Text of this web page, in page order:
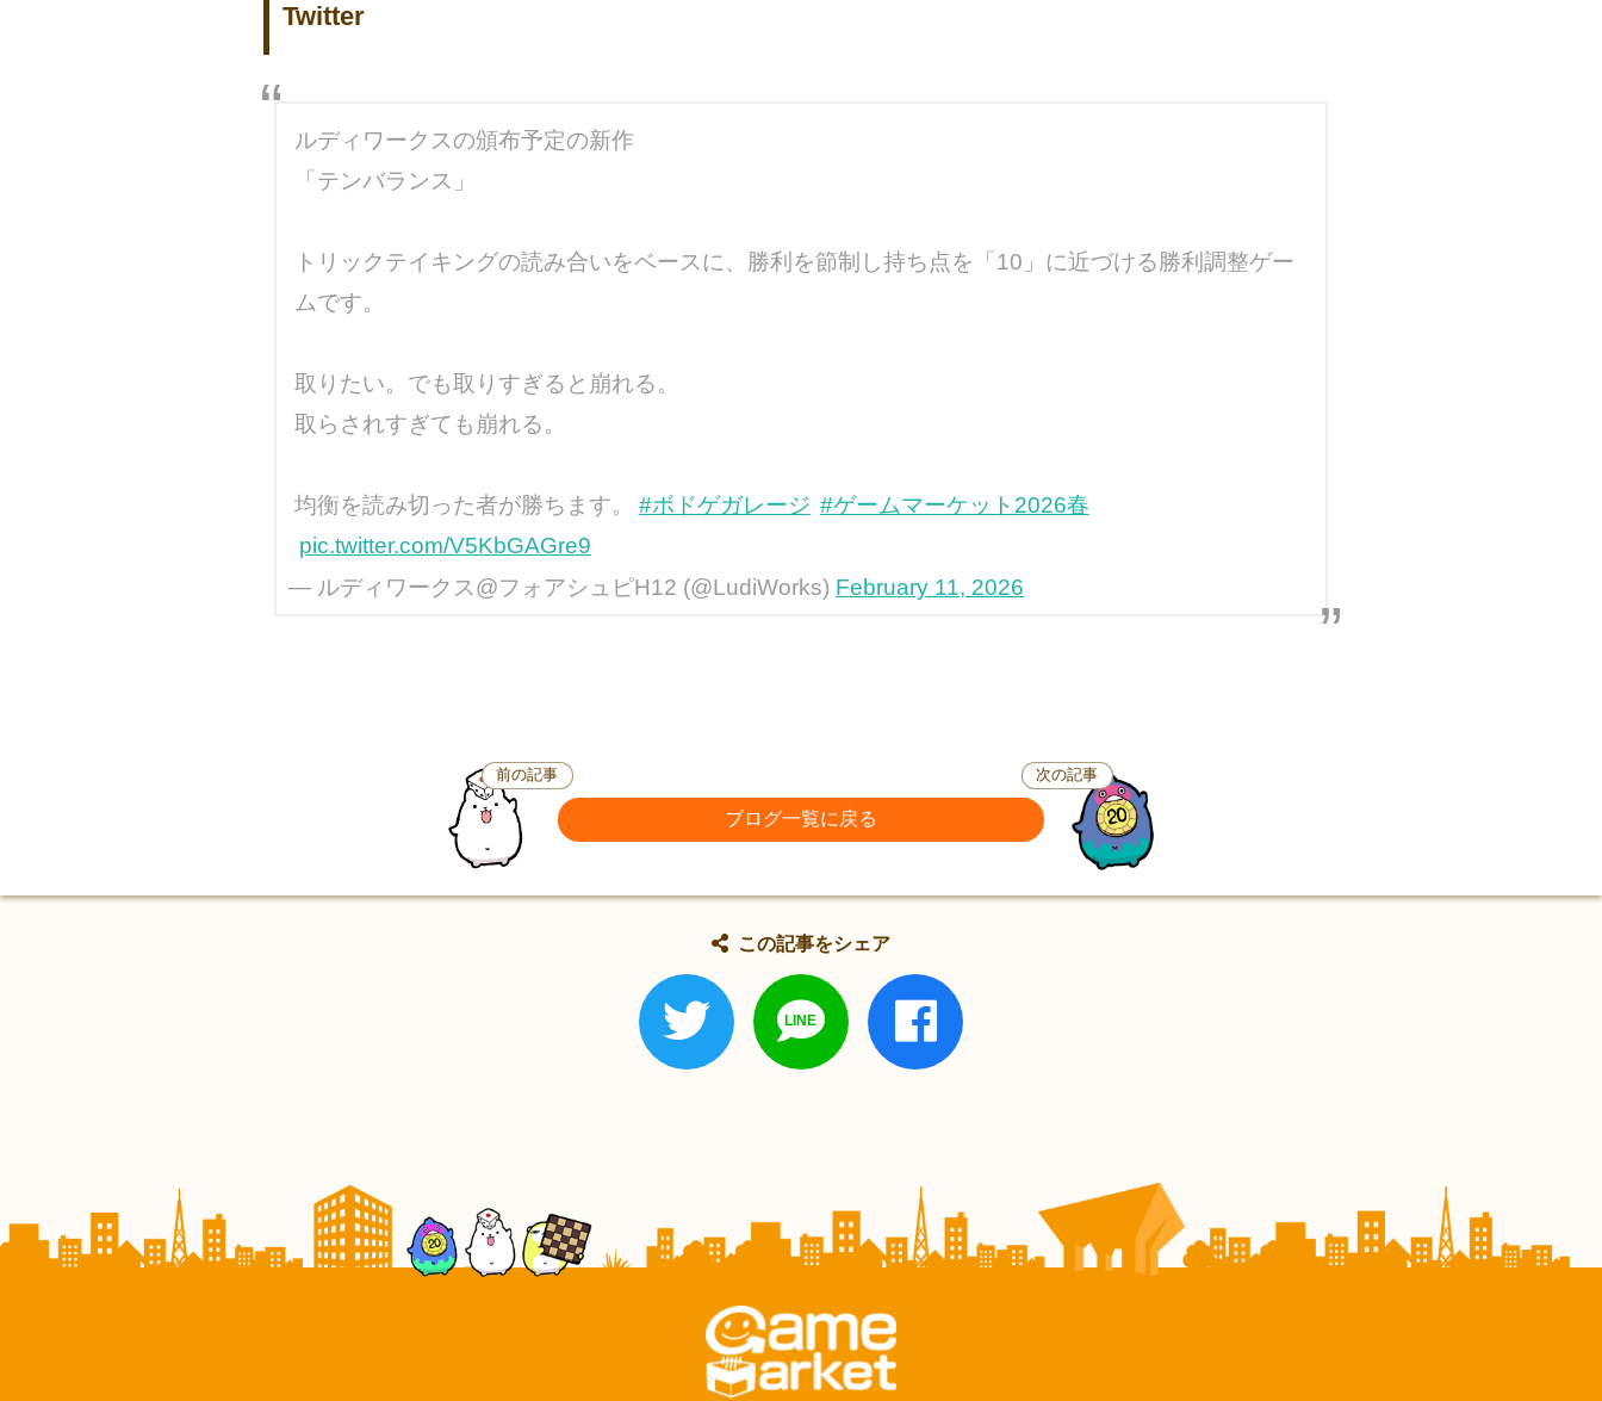
Twitter
ルディワークスの頒布予定の新作
「テンバランス」
トリックテイキングの読み合いをベースに、勝利を節制し持ち点を「10」に近づける勝利調整ゲー
ムです。
取りたい。でも取りすぎると崩れる。
取らされすぎても崩れる。
均衡を読み切った者が勝ちます。 #ボドゲガレージ #ゲームマーケット2026春
pic.twitter.com/V5KbGAGre9
— ルディワークス@フォアシュピH12 (@LudiWorks) February 11, 2026
前の記事
ブログ一覧に戻る
次の記事
この記事をシェア